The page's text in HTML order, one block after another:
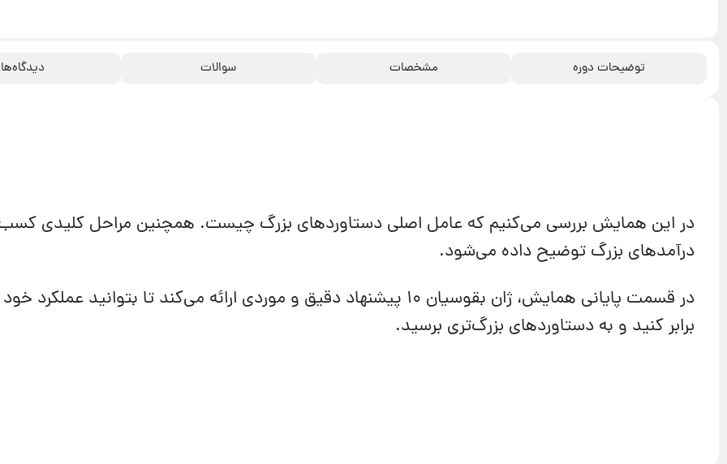
توضیحات دوره مشخصات سوالات دیدگاه‌ها
در این همایش بررسی می‌کنیم که عامل اصلی دستاوردهای بزرگ چیست. همچنین مراحل کلیدی
درآمدهای بزرگ توضیح داده می‌شود.
در قسمت پایانی همایش، ژان بقوسیان 10 پیشنهاد دقیق و موردی ارائه می‌کند تا بتوانید
برابر کنید و به دستاوردهای بزرگ‌تری برسید.